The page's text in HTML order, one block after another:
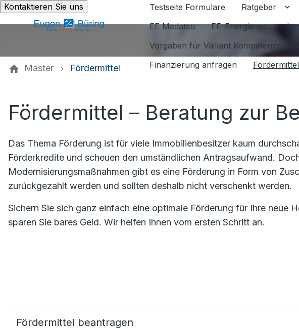
Kontaktieren Sie uns Testseite Formulare Ratgeber
EE Medatsu
EE-Energie neu
Vorgaben für Vaillant
Finanzierung anfragen
Fördermittel
Master Fördermittel
Fördermittel – Beratung zur
Das Thema Förderung ist für viele Immobilienbesitzer kaum
Förderkredite und scheuen den umständlichen Antragsaufwand.
Modernisierungsmaßnahmen gibt es eine Förderung in Form von
zurückgezahlt werden und sollten deshalb nicht verschenkt werden.
Sichern Sie sich ganz einfach eine optimale Förderung für Ihre neue
sparen Sie bares Geld. Wir helfen Ihnen vom ersten Schritt an.
Fördermittel beantragen